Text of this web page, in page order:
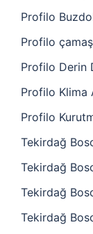
Profilo
Profilo
Profilo Derin
Profilo Klima
Profilo
Tekirdağ
Tekirdağ
Tekirdağ
Tekirdağ